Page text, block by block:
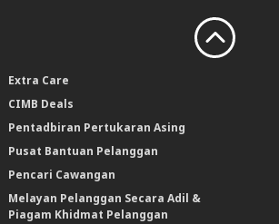
Extra Care
CIMB Deals
Pentadbiran Pertukaran Asing
Pusat Bantuan Pelanggan
Pencari Cawangan
Melayan Pelanggan Secara Adil &
Piagam Khidmat Pelanggan